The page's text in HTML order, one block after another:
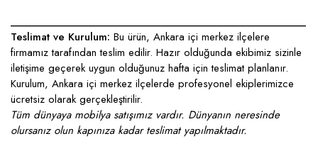
____________________________________________________
Teslimat ve Kurulum: Bu ürün, Ankara içi merkez ilçelere
firmamız tarafından teslim edilir. Hazır olduğunda ekibimiz sizinle
iletişime geçerek uygun olduğunuz hafta için teslimat planlanır.
Kurulum, Ankara içi merkez ilçelerde profesyonel ekiplerimizce
ücretsiz olarak gerçekleştirilir.
Tüm dünyaya mobilya satışımız vardır. Dünyanın neresinde
olursanız olun kapınıza kadar teslimat yapılmaktadır.